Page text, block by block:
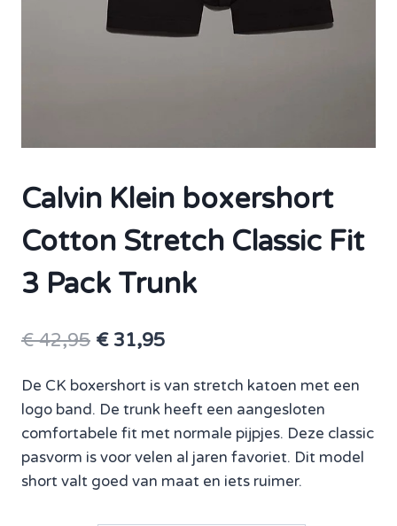
Calvin Klein boxershort
Cotton Stretch Classic Fit
3 Pack Trunk
€42,95 Oorspronkelijke
was:
€ 42,95.
€31,95Huidige
is:
€ 31,95.
De CK boxershort is van stretch katoen met een
logo band. De trunk heeft een aangesloten
comfortabele fit met normale pijpjes. Deze classic
pasvorm is voor velen al jaren favoriet. Dit model
short valt goed van maat en iets ruimer.